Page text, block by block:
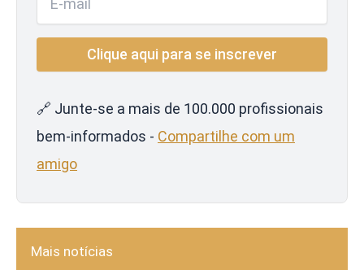
🔗 Junte-se a mais de 100.000 profissionais
bem-informados - Compartilhe com um
amigo
Mais notícias